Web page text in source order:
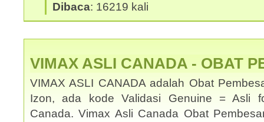
Dibaca: 16219 kali
VIMAX ASLI CANADA - OBAT
VIMAX ASLI CANADA adalah Obat
Izon, ada kode Validasi Genuine = Asli
Canada. Vimax Asli Canada Obat